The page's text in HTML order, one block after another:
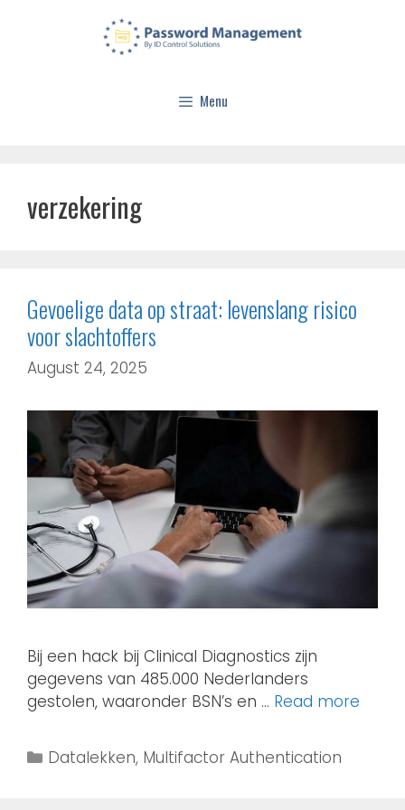
Menu
verzekering
Gevoelige data op straat: levenslang risico
voor slachtoffers
August 24, 2025
Bij een hack bij Clinical Diagnostics zijn
gegevens van 485.000 Nederlanders
gestolen, waaronder BSN’s en … Read more
Datalekken, Multifactor Authentication